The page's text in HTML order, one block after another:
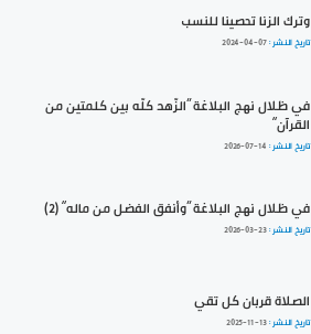
وترك الزنا تحصينا للنسب
تاريخ النشر :2024-04-07
في ظلال نهج البلاغة ”الزّهد كلّه بين كلمتين من
القرآن“
تاريخ النشر : 2026-07-14
في ظلال نهج البلاغة ”وأنفق الفضل من ماله“ (2)
تاريخ النشر :2026-03-23
الصلاة قربان كل تقي
تاريخ النشر :2025-11-13